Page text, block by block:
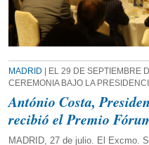
MADRID | EL 29 DE SEPTIEMBRE
CEREMONIA BAJO LA
António Costa,
recibió el Premio
MADRID, 27 de julio. El Excmo.